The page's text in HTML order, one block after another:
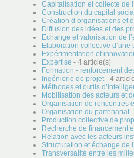
Capitalisation et collecte de
Construction du capital
Création d’organisations et
Diffusion des idées et des
Echange et valorisation de
Elaboration collective d’une
Expérimentation et
Expertise - 4 article(s)
Formation - renforcement
Ingénierie de projet- 4
Méthodes et outils
Mobilisation des acteurs et
Organisation de rencontres
Organisation du partenariat-
Production collective de
Recherche de financement
Relation avec les acteurs
Structuration et échange de
Transversalité entre les